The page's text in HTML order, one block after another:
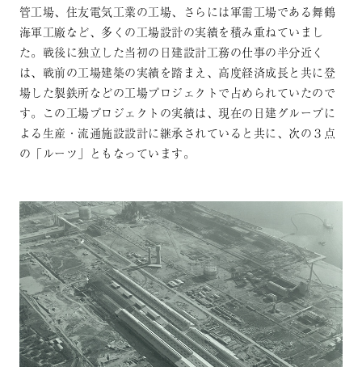
管工場、住友電気工業の工場、さらには軍需工場である舞鶴
海軍工廠など、多くの工場設計の実績を積み重ねていまし
た。戦後に独立した当初の日建設計工務の仕事の半分近く
は、戦前の工場建築の実績を踏まえ、高度経済成長と共に登
場した製鉄所などの工場プロジェクトで占められていたので
す。この工場プロジェクトの実績は、現在の日建グループに
よる生産・流通施設設計に継承されていると共に、次の３点
の「ルーツ」ともなっています。